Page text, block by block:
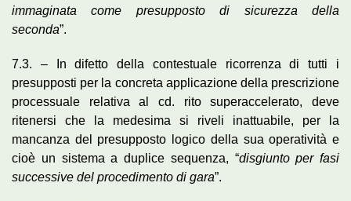
immaginata come presupposto di sicurezza della
seconda”.
7.3. – In difetto della contestuale ricorrenza di tutti i
presupposti per la concreta applicazione della prescrizione
processuale relativa al cd. rito superaccelerato, deve
ritenersi che la medesima si riveli inattuabile, per la
mancanza del presupposto logico della sua operatività e
cioè un sistema a duplice sequenza, “disgiunto per fasi
successive del procedimento di gara”.